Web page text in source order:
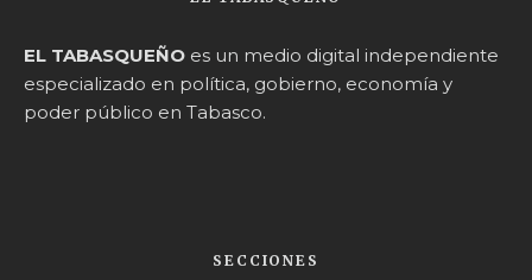
EL TABASQUEÑO es un medio digital independiente
especializado en política, gobierno, economía y
poder público en Tabasco.
SECCIONES